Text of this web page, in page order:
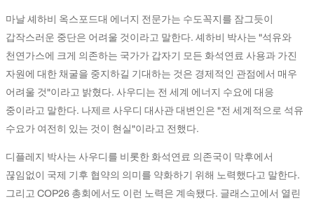
마날 셰하비 옥스포드대 에너지 전문가는 수도꼭지를 잠그듯이
갑작스러운 중단은 어려울 것이라고 말한다. 셰하비 박사는 "석유와
천연가스에 크게 의존하는 국가가 갑자기 모든 화석연료 사용과 가진
자원에 대한 채굴을 중지하길 기대하는 것은 경제적인 관점에서 매우
어려울 것"이라고 밝혔다. 사우디는 전 세계 에너지 수요에 대응
중이라고 말한다. 나제르 사우디 대사관 대변인은 "전 세계적으로 석유
수요가 여전히 있는 것이 현실"이라고 전했다.
디플레지 박사는 사우디를 비롯한 화석연료 의존국이 막후에서
끊임없이 국제 기후 협약의 의미를 약화하기 위해 노력했다고 말한다.
그리고 COP26 총회에서도 이런 노력은 계속됐다. 글래스고에서 열린